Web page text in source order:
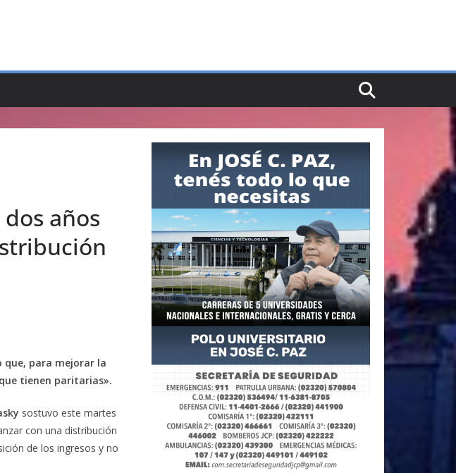
dos años
que, para mejorar la
tienen paritarias».
sostuvo este martes
con una distribución
de los ingresos y no